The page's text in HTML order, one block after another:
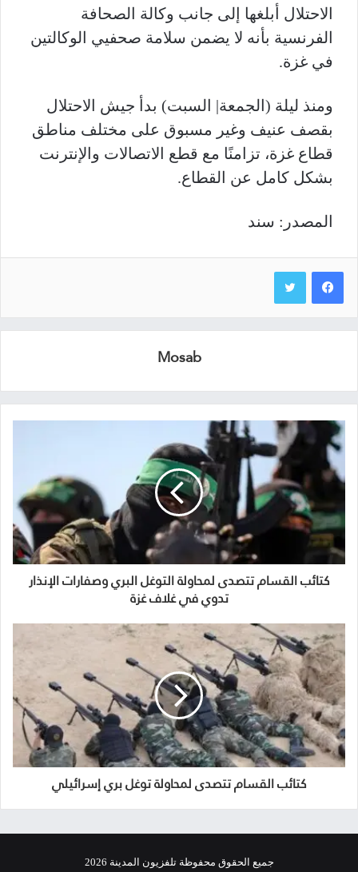
الاحتلال أبلغها إلى جانب وكالة الصحافة
الفرنسية بأنه لا يضمن سلامة صحفيي الوكالتين
في غزة.
ومنذ ليلة (الجمعة| السبت) بدأ جيش الاحتلال
بقصف عنيف وغير مسبوق على مختلف مناطق
قطاع غزة، تزامنًا مع قطع الاتصالات والإنترنت
بشكل كامل عن القطاع.
المصدر: سند
Mosab
كتائب القسام تتصدى لمحاولة التوغل البري وصفارات الإنذار
تدوي في غلاف غزة
كتائب القسام تتصدى لمحاولة توغل بري إسرائيلي
جميع الحقوق محفوظة تلفزيون المدينة 2026